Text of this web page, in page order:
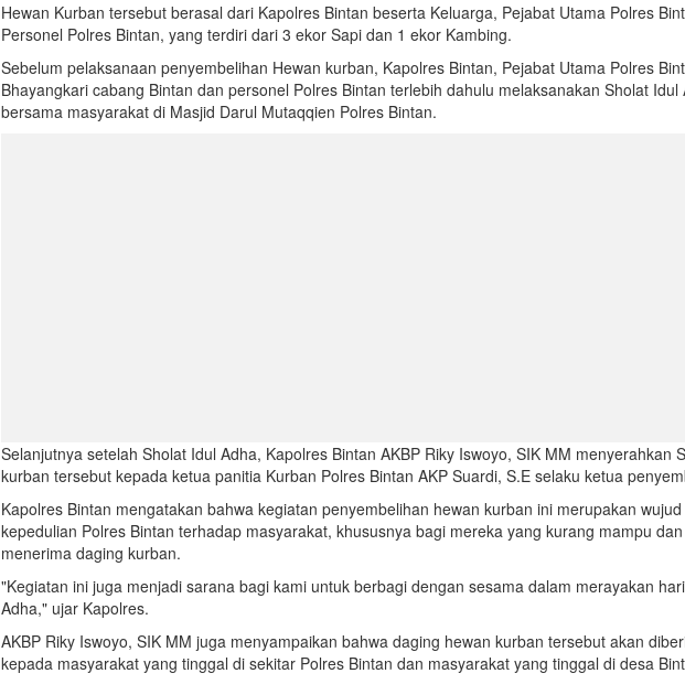
Hewan Kurban tersebut berasal dari Kapolres Bintan beserta Keluarga, Pejabat Utama Polres
Personel Polres Bintan, yang terdiri dari 3 ekor Sapi dan 1 ekor Kambing.
Sebelum pelaksanaan penyembelihan Hewan kurban, Kapolres Bintan, Pejabat Utama Polres
Bhayangkari cabang Bintan dan personel Polres Bintan terlebih dahulu melaksanakan Sholat Idul
bersama masyarakat di Masjid Darul Mutaqqien Polres Bintan.
Selanjutnya setelah Sholat Idul Adha, Kapolres Bintan AKBP Riky Iswoyo, SIK MM menyerahkan
kurban tersebut kepada ketua panitia Kurban Polres Bintan AKP Suardi, S.E selaku ketua
Kapolres Bintan mengatakan bahwa kegiatan penyembelihan hewan kurban ini merupakan wujud
kepedulian Polres Bintan terhadap masyarakat, khususnya bagi mereka yang kurang mampu
menerima daging kurban.
"Kegiatan ini juga menjadi sarana bagi kami untuk berbagi dengan sesama dalam merayakan
Adha," ujar Kapolres.
AKBP Riky Iswoyo, SIK MM juga menyampaikan bahwa daging hewan kurban tersebut akan
kepada masyarakat yang tinggal di sekitar Polres Bintan dan masyarakat yang tinggal di desa